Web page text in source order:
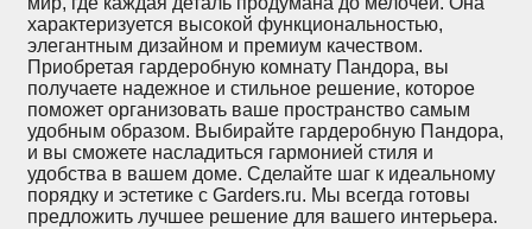
характеризуется высокой функциональностью,
элегантным дизайном и премиум качеством.
Приобретая гардеробную комнату Пандора, вы
получаете надежное и стильное решение, которое
поможет организовать ваше пространство самым
удобным образом. Выбирайте гардеробную Пандора,
и вы сможете насладиться гармонией стиля и
удобства в вашем доме. Сделайте шаг к идеальному
порядку и эстетике с Garders.ru. Мы всегда готовы
предложить лучшее решение для вашего интерьера.